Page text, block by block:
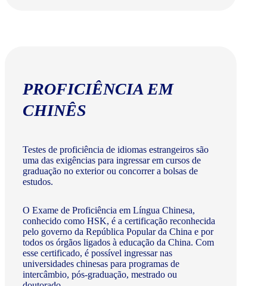
PROFICIÊNCIA EM
CHINÊS
Testes de proficiência de idiomas estrangeiros são
uma das exigências para ingressar em cursos de
graduação no exterior ou concorrer a bolsas de
estudos.
O Exame de Proficiência em Língua Chinesa,
conhecido como HSK, é a certificação reconhecida
pelo governo da República Popular da China e por
todos os órgãos ligados à educação da China. Com
esse certificado, é possível ingressar nas
universidades chinesas para programas de
intercâmbio, pós-graduação, mestrado ou